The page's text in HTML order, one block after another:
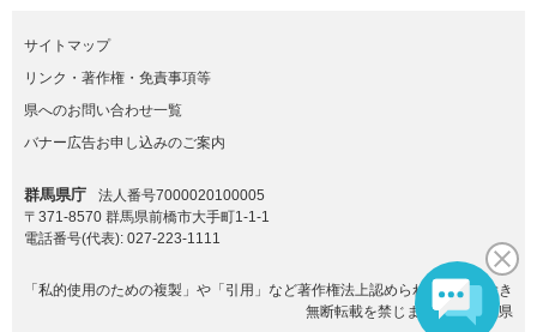
サイトマップ
リンク・著作権・免責事項等
県へのお問い合わせ一覧
バナー広告お申し込みのご案内
群馬県庁
法人番号7000020100005
〒371-8570 群馬県前橋市大手町1-1-1
電話番号(代表): 027-223-1111
「私的使用のための複製」や「引用」など著作権法上認められた場合を除き
無断転載を禁じます。(C)群馬県